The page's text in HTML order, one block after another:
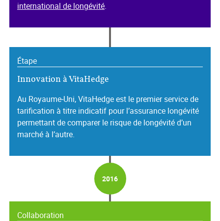
international de longévité.
Étape
Innovation à VitaHedge
Au Royaume‑Uni, VitaHedge est le premier service de
tarification à titre indicatif pour l’assurance longévité
permettant de comparer le risque de longévité d’un
marché à l’autre.
2016
Collaboration